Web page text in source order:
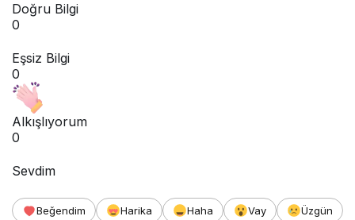
Doğru Bilgi
0
Eşsiz Bilgi
0
Alkışlıyorum
0
Sevdim
Beğendim Harika Haha Vay
Üzgün